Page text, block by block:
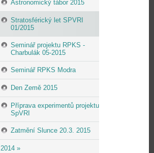
Astronomický tábor 2015
Stratosférický let SPVRI
01/2015
Seminář projektu RPKS -
Charbulák 05-2015
Seminář RPKS Modra
Den Země 2015
Příprava experimentů projektu
SpVRI
Zatmění Slunce 20.3. 2015
2014 »